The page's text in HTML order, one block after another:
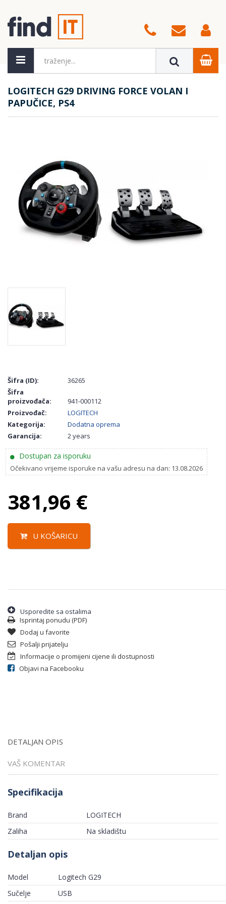
LOGITECH G29 DRIVING FORCE VOLAN I
PAPUČICE, PS4
Šifra (ID):
36265
Šifra
proizvođača:
941-000112
Proizvođač:
LOGITECH
Kategorija:
Dodatna oprema
Garancija:
2 years
Dostupan za isporuku
Očekivano vrijeme isporuke na vašu adresu na dan: 13.08.2026
381,96 €
U KOŠARICU
Usporedite sa ostalima
Isprintaj ponudu (PDF)
Dodaj u favorite
Pošalji prijatelju
Informacije o promijeni cijene ili dostupnosti
Objavi na Facebooku
DETALJAN OPIS
VAŠ KOMENTAR
Specifikacija
Brand
LOGITECH
Zaliha
Na skladištu
Detaljan opis
Model
Logitech G29
Sučelje
USB